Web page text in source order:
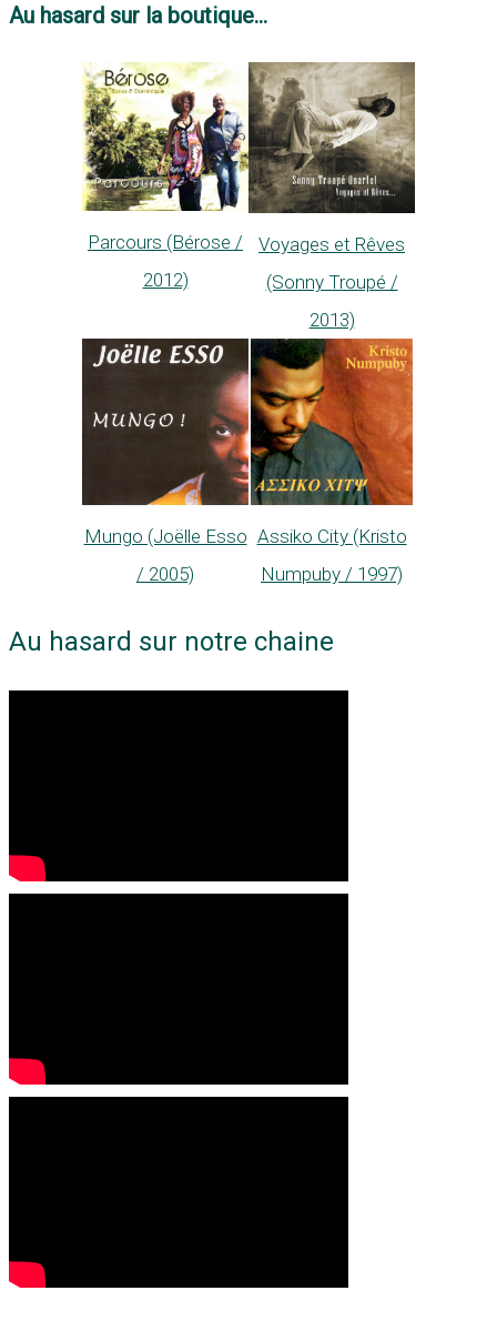
Au hasard sur la boutique...
Parcours (Bérose /
2012)
Voyages et Rêves
(Sonny Troupé /
2013)
Mungo (Joëlle Esso
/ 2005)
Assiko City (Kristo
Numpuby / 1997)
Au hasard sur notre chaine